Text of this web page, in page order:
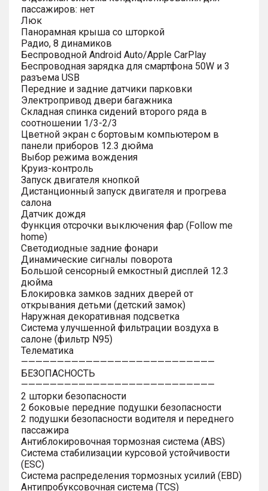
пассажиров: нет
Люк
Панорамная крыша со шторкой
Радио, 8 динамиков
Беспроводной Android Auto/Apple CarPlay
Беспроводная зарядка для смартфона 50W и 3
разъема USB
Передние и задние датчики парковки
Электропривод двери багажника
Складная спинка сидений второго ряда в
соотношении 1/3-2/3
Цветной экран с бортовым компьютером в
панели приборов 12.3 дюйма
Выбор режима вождения
Круиз-контроль
Запуск двигателя кнопкой
Дистанционный запуск двигателя и прогрева
салона
Датчик дождя
Функция отсрочки выключения фар (Follow me
home)
Светодиодные задние фонари
Динамические сигналы поворота
Большой сенсорный емкостный дисплей 12.3
дюйма
Блокировка замков задних дверей от
открывания детьми (детский замок)
Наружная декоративная подсветка
Система улучшенной фильтрации воздуха в
салоне (фильтр N95)
Телематика
———————————————————————————
БЕЗОПАСНОСТЬ
———————————————————————————
2 шторки безопасности
2 боковые передние подушки безопасности
2 подушки безопасности водителя и переднего
пассажира
Антиблокировочная тормозная система (ABS)
Система стабилизации курсовой устойчивости
(ESC)
Система распределения тормозных усилий (EBD)
Антипробуксовочная система (TCS)